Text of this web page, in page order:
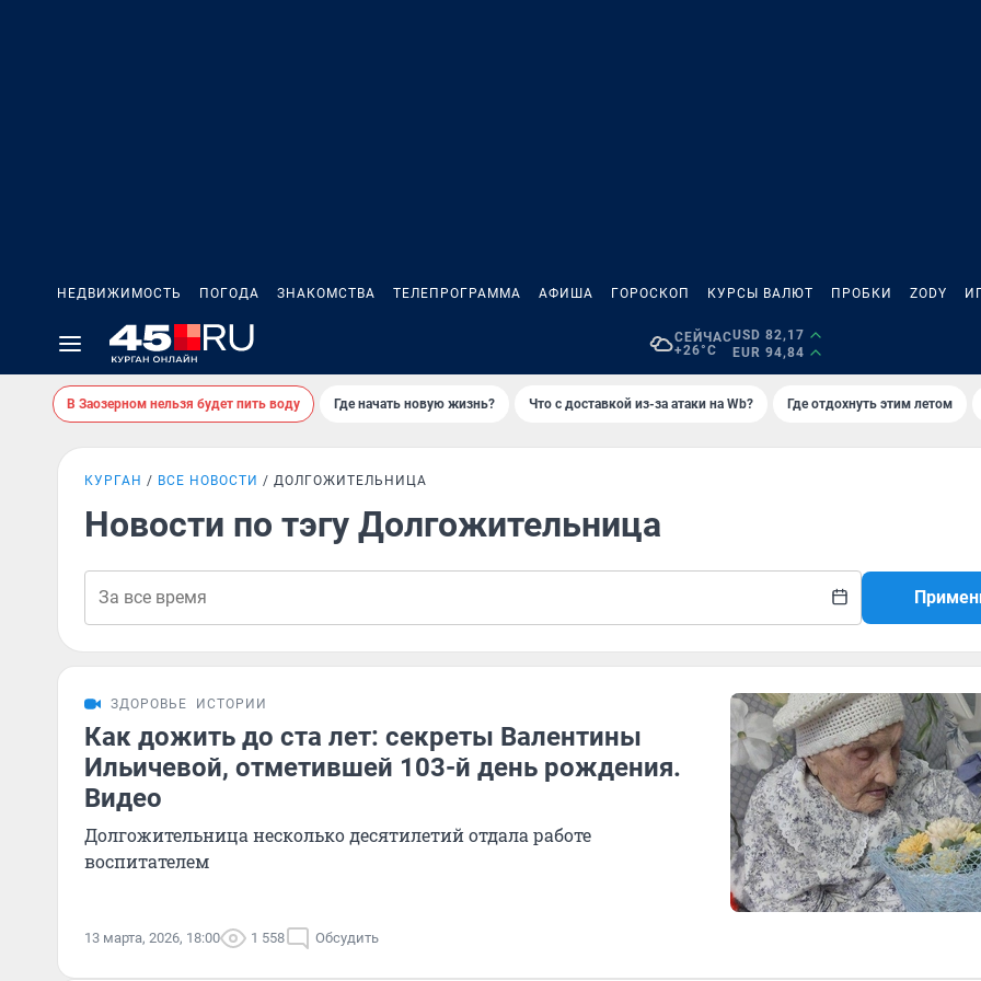
НЕДВИЖИМОСТЬ ПОГОДА ЗНАКОМСТВА ТЕЛЕПРОГРАММА АФИША ГОРОСКОП КУРСЫ ВАЛЮТ ПРОБКИ ZODY
СЕЙЧАС
+26°C
USD 82,17
EUR 94,84
В Заозерном нельзя будет пить воду Где начать новую жизнь? Что с доставкой из-за атаки на Wb? Где отдохнуть этим летом
КУРГАН ВСЕ НОВОСТИ ДОЛГОЖИТЕЛЬНИЦА
Новости по тэгу Долгожительница
ЗДОРОВЬЕ ИСТОРИИ
Как дожить до ста лет: секреты Валентины
Ильичевой, отметившей 103-й день рождения.
Видео
Долгожительница несколько десятилетий отдала работе
воспитателем
13 марта, 2026, 18:00 1 558 Обсудить